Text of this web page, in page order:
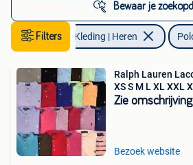
Bewaar je
Filters Kleding | Heren
Ralph Lauren
XS S M L XL XXL
Zie omschrijving
Bezoek website